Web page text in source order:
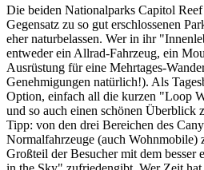
Die beiden Nationalparks Capitol
Gegensatz zu so gut erschlossenen
eher naturbelassen. Wer in ihr
entweder ein Allrad-Fahrzeug, ein
Ausrüstung für eine Mehrtages-
Genehmigungen natürlich!). Als
Option, einfach all die kurzen "Loop
und so auch einen schönen Überblick
Tipp: von den drei Bereichen des
Normalfahrzeuge (auch Wohnmobile)
Großteil der Besucher mit dem besser